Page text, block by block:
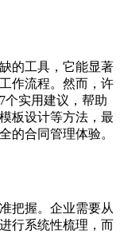
的工具，它能显著
作流程。然而，许
个实用建议，帮助
板设计等方法，最
的合同管理体验。
把握。企业需要从
行系统性梳理，而